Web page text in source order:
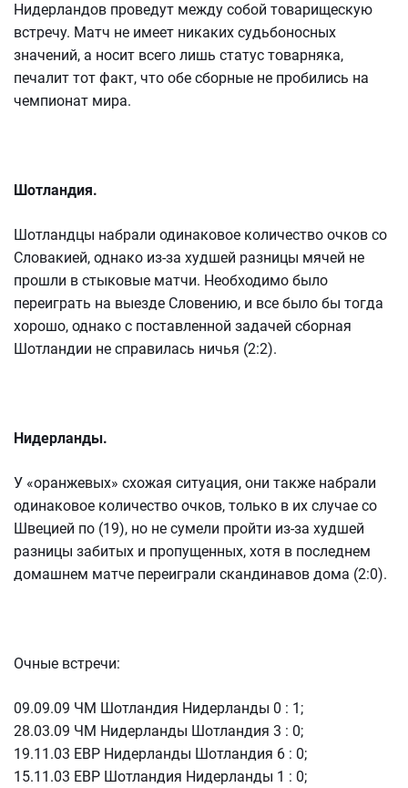
Нидерландов проведут между собой товарищескую
встречу. Матч не имеет никаких судьбоносных
значений, а носит всего лишь статус товарняка,
печалит тот факт, что обе сборные не пробились на
чемпионат мира.
Шотландия.
Шотландцы набрали одинаковое количество очков со
Словакией, однако из-за худшей разницы мячей не
прошли в стыковые матчи. Необходимо было
переиграть на выезде Словению, и все было бы тогда
хорошо, однако с поставленной задачей сборная
Шотландии не справилась ничья (2:2).
Нидерланды.
У «оранжевых» схожая ситуация, они также набрали
одинаковое количество очков, только в их случае со
Швецией по (19), но не сумели пройти из-за худшей
разницы забитых и пропущенных, хотя в последнем
домашнем матче переиграли скандинавов дома (2:0).
Очные встречи:
09.09.09 ЧМ Шотландия Нидерланды 0 : 1;
28.03.09 ЧМ Нидерланды Шотландия 3 : 0;
19.11.03 ЕВР Нидерланды Шотландия 6 : 0;
15.11.03 ЕВР Шотландия Нидерланды 1 : 0;